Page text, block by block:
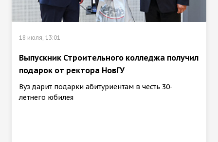
18 июля, 13:01
Выпускник Строительного колледжа получил
подарок от ректора НовГУ
Вуз дарит подарки абитуриентам в честь 30-
летнего юбилея